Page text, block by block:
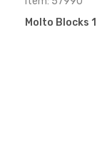
Molto Blocks